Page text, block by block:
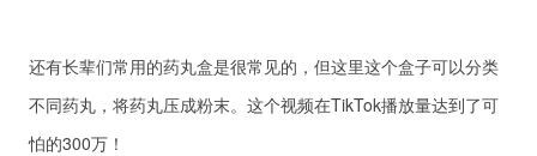
还有长辈们常用的药丸盒是很常见的，但这里这个盒子可以分类
不同药丸，将药丸压成粉末。这个视频在TikTok播放量达到了可
怕的300万！